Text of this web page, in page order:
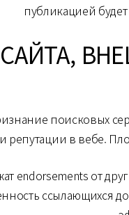
публикацией
поисковых
репутации в вебе.
endorsements от
ссылающихся